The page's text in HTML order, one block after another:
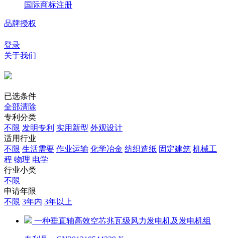
国际商标注册
品牌授权
登录
关于我们
已选条件
全部清除
专利分类
不限 发明专利 实用新型 外观设计
适用行业
不限 生活需要 作业运输 化学冶金 纺织造纸 固定建筑 机械工
程 物理 电学
行业小类
不限
申请年限
不限 3年内 3年以上
一种垂直轴高效空芯兆瓦级风力发电机及发电机组